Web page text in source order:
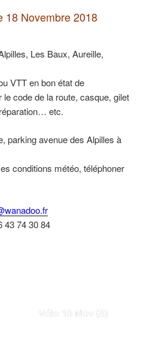
18 Novembre 2018
Les Baux, Aureille,
VTT en bon état de
code de la route, casque, gilet
etc.
parking avenue des Alpilles à
conditions météo, téléphoner
43 74 30 84
Vélo 18 Nov (8)